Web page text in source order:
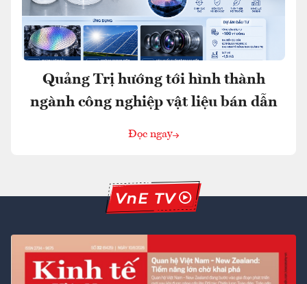
Quảng Trị hướng tới hình thành
ngành công nghiệp vật liệu bán dẫn
Đọc ngay